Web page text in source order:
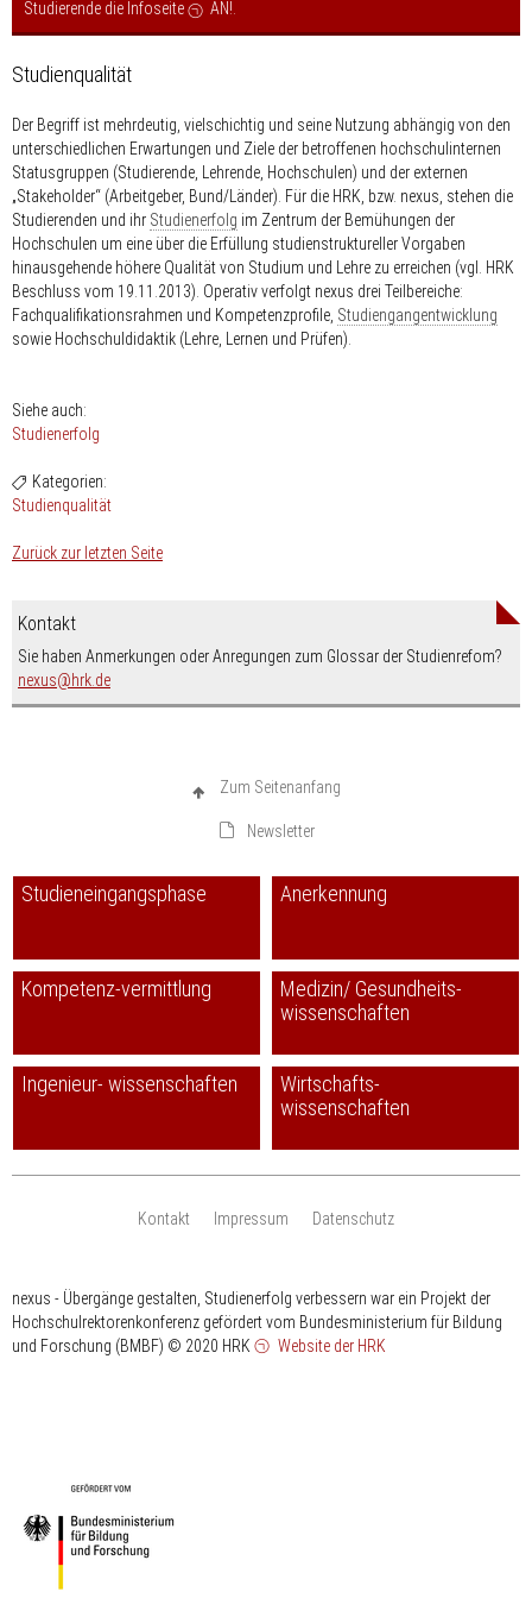
Studierende die Infoseite
AN!
Studienqualität
Der Begriff ist mehrdeutig, vielschichtig und seine Nutzung abhängig von den
unterschiedlichen Erwartungen und Ziele der betroffenen hochschulinternen
Statusgruppen (Studierende, Lehrende, Hochschulen) und der externen
„Stakeholder“ (Arbeitgeber, Bund/Länder). Für die HRK, bzw. nexus, stehen die
Studierenden und ihr Studienerfolg im Zentrum der Bemühungen der
Hochschulen um eine über die Erfüllung studienstruktureller Vorgaben
hinausgehende höhere Qualität von Studium und Lehre zu erreichen (vgl. HRK
Beschluss vom 19.11.2013). Operativ verfolgt nexus drei Teilbereiche:
Fachqualifikationsrahmen und Kompetenzprofile, Studiengangentwicklung
sowie Hochschuldidaktik (Lehre, Lernen und Prüfen).
Siehe auch:
Studienerfolg
Kategorien:
Studienqualität
Zurück zur letzten Seite
Kontakt
Sie haben Anmerkungen oder Anregungen zum Glossar der Studienrefom?
nexus
nospam-
hrk.de
Zum Seitenanfang
Newsletter
Studieneingangsphase Anerkennung
Kompetenz-vermittlung
Medizin/ Gesundheits-
wissenschaften
Ingenieur- wissenschaften
Wirtschafts-
wissenschaften
Kontakt Impressum Datenschutz
nexus - Übergänge gestalten, Studienerfolg verbessern war ein Projekt der
Hochschulrektorenkonferenz gefördert vom Bundesministerium für Bildung
und Forschung (BMBF) © 2020 HRK Website der HRK